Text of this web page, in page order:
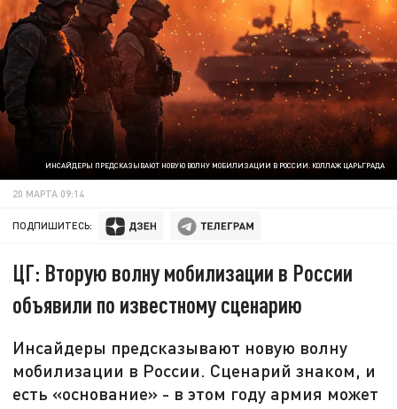
ИНСАЙДЕРЫ ПРЕДСКАЗЫВАЮТ НОВУЮ ВОЛНУ МОБИЛИЗАЦИИ В РОССИИ. КОЛЛАЖ ЦАРЬГРАДА
20 МАРТА 09:14
ПОДПИШИТЕСЬ:
ЦГ: Вторую волну мобилизации в России
объявили по известному сценарию
Инсайдеры предсказывают новую волну
мобилизации в России. Сценарий знаком, и
есть «основание» - в этом году армия может